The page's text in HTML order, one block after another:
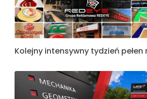
Kolejny intensywny tydzień pełen